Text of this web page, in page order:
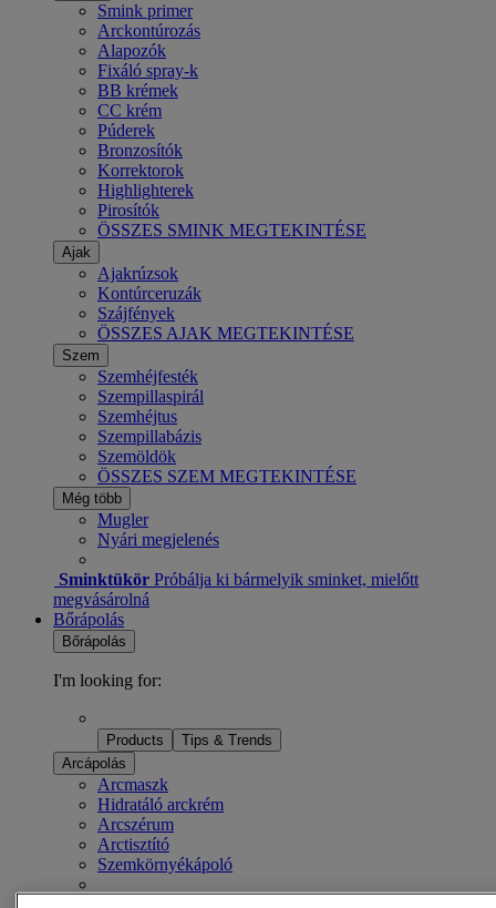
Smink primer
Arckontúrozás
Alapozók
Fixáló spray-k
BB krémek
CC krém
Púderek
Bronzosítók
Korrektorok
Highlighterek
Pirosítók
ÖSSZES SMINK MEGTEKINTÉSE
Ajak
Ajakrúzsok
Kontúrceruzák
Szájfények
ÖSSZES AJAK MEGTEKINTÉSE
Szem
Szemhéjfesték
Szempillaspirál
Szemhéjtus
Szempillabázis
Szemöldök
ÖSSZES SZEM MEGTEKINTÉSE
Még több
Mugler
Nyári megjelenés
Sminktükör Próbálja ki bármelyik sminket, mielőtt
megvásárolná
Bőrápolás
Bőrápolás
I'm looking for:
Products
Tips & Trends
Arcápolás
Arcmaszk
Hidratáló arckrém
Arcszérum
Arctisztító
Szemkörnyékápoló